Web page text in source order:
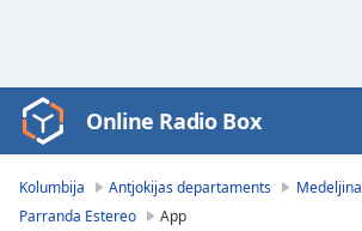
Video
Player
loading.
Online Radio Box
Kolumbija Antjokijas departaments
Medeljina
Parranda Estereo
App